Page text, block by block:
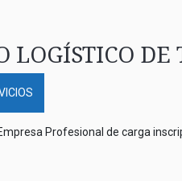
LOGÍSTICO
Profesional de carga